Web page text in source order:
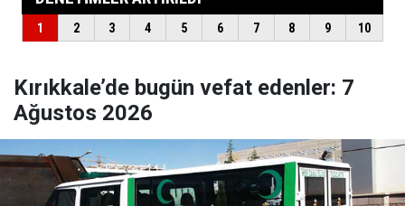
Kırıkkale’de bugün vefat edenler: 7
Ağustos 2026